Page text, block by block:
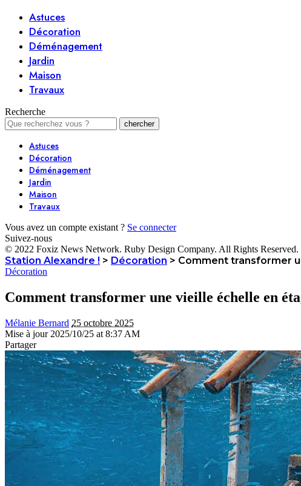
Astuces
Décoration
Déménagement
Jardin
Maison
Travaux
Recherche
Astuces
Décoration
Déménagement
Jardin
Maison
Travaux
Vous avez un compte existant ? Se connecter
Suivez-nous
© 2022 Foxiz News Network. Ruby Design Company. All Rights Reserved.
Station Alexandre ! > Décoration > Comment transformer
Décoration
Comment transformer une vieille échelle en
Mélanie Bernard 25 octobre 2025
Mise à jour 2025/10/25 at 8:37 AM
Partager